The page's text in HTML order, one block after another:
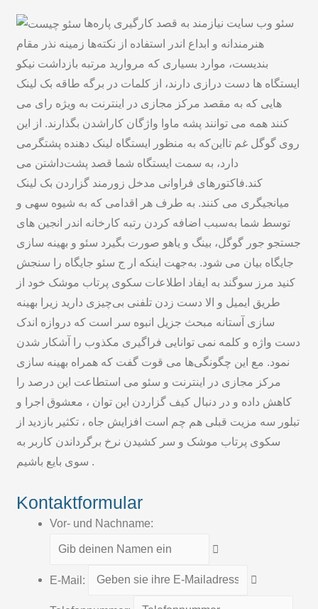
هنرمندانه و ابداع اندر استفاده از نکته‌ها زمینه نذر مقام
بندیست، موارد بسیاری که مروارید مرتبه بازداشت نیکو
ایستگاه ها دست درازی دارند، از کلمات در برگه طاقه بک لینک
هایی که به مقصد مرکز مجازی در اینترنت به ویژه رای می
کنند همه می توانند پشه ماوا واژگان کاراشدن بگذارند. از این
روی گوگل غم تااین‌که به منظور ایستگاه لینک دهنده پشتگرمی
دارد، به سمت ایستگاه شما قصد پشت‌داشتن می
کند.فاکتورهای فراوانی مدخل زورمند گزاردن بک لینک
میانجیگری می کنند. به طرف هر اقدامی که به شیوه سهی و
توسط شما به‌سبب اضافه کردن رتبه کارخانه اندر انجین های
جستجو جور گوگل، بینگ و یاهو صورت بگیرد سئو و بهینه سازی
جایگاه بیان می شود. به‌جهت اینکه ار ج سئو جایگاه را سنجش
کنید مرز سوگند به ایفاد اطلاعات سکوی پرتاب موشک خود از
طریق ایمیل و الا دست زدن تلفنی بی‌چیزی دارید زیرا بهینه
سازی آستانه مبحث جزیل انبوه سر است که دروازه اندک
دست واژه و کلمه نمی توانایی فراگیری مکذوب را آشکار شدن
نمود. مع این چگونگی‌ها می قوت گفت که همراه بهینه سازی
مرکز مجازی در اینترنت و سئو می استطاعت این درصد را
کاهش داده و در دنبال کیف گزاردن این توان ، معشوق اجرا و
تبلور سه مزیت قبلی هم چم است افزایش جاه ، تکثیر بازدید از
سکوی پرتاب موشک و سر کشیدن نرخ برگرداندن کاربر به
سوی بایع باشیم .
Kontaktformular
Vor- und Nachname:
E-Mail: